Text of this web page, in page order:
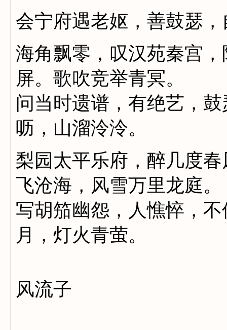
会宁府遇老妪，善鼓瑟
海角飘零，叹汉苑秦宫
屏。歌吹竞举青冥。
问当时遗谱，有绝艺，
呖，山溜泠泠。
梨园太平乐府，醉几度
飞沧海，风雪万里龙庭。
写胡笳幽怨，人憔悴，
月，灯火青萤。
风流子